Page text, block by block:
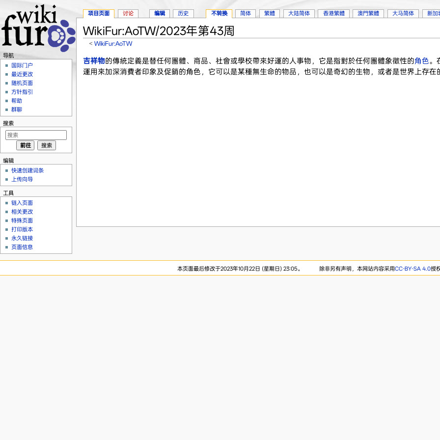
WikiFur:AoTW/2023年第43周
<WikiFur:AoTW
吉祥物的傳統定義是替任何團體、商品、社會或學校帶來好運的人事物，它是指對於任何團體象徵性的角色。
運用來加深消費者印象及促銷的角色，它可以是某種無生命的物品，也可以是奇幻的生物，或者是世界上存在
项目页面 讨论 编辑 历史 不转换 简体 繁體 大陆简体 香港繁體 澳門繁體 大马简体 新加
导航
国际门户
最近更改
随机页面
方针指引
帮助
群聊
搜索
编辑
快速创建词条
上传向导
工具
链入页面
相关更改
特殊页面
打印版本
永久链接
页面信息
本页面最后修改于2023年10月22日 (星期日) 23:05。 除非另有声明，本网站内容采用CC-BY-SA 4.0授